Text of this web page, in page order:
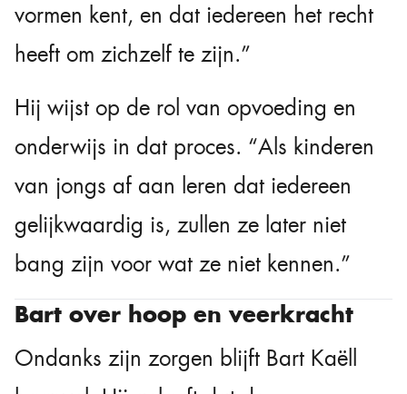
vormen kent, en dat iedereen het recht
heeft om zichzelf te zijn.”
Hij wijst op de rol van opvoeding en
onderwijs in dat proces. “Als kinderen
van jongs af aan leren dat iedereen
gelijkwaardig is, zullen ze later niet
bang zijn voor wat ze niet kennen.”
Bart over hoop en veerkracht
Ondanks zijn zorgen blijft Bart Kaëll